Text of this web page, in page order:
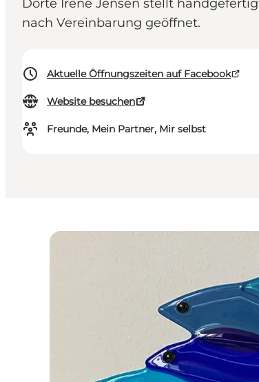
Dorte Irene Jensen stellt
nach Vereinbarung geöffnet.
Aktuelle Öffnungszeiten auf Facebook
Website besuchen
Freunde, Mein Partner, Mir selbst